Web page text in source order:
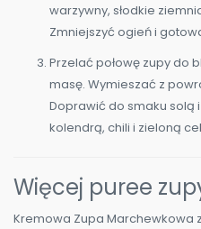
warzywny, słodkie
Zmniejszyć ogień i
Przelać połowę zupy do
masę. Wymieszać z
Doprawić do smaku solą
kolendrą, chili i zieloną
Więcej puree
Kremowa Zupa Marchewkowa